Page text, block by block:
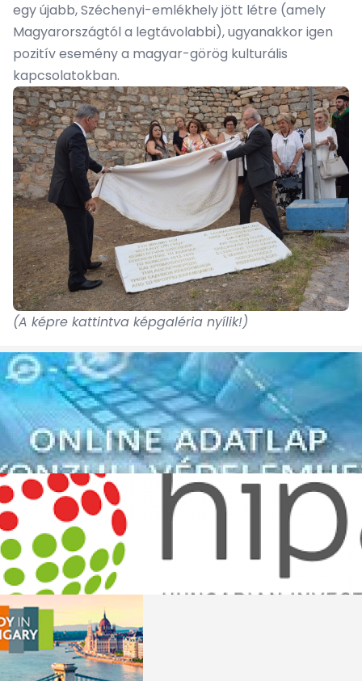
egy újabb, Széchenyi-emlékhely jött létre (amely
Magyarországtól a legtávolabbi), ugyanakkor igen
pozitív esemény a magyar-görög kulturális
kapcsolatokban.
(A képre kattintva képgaléria nyílik!)